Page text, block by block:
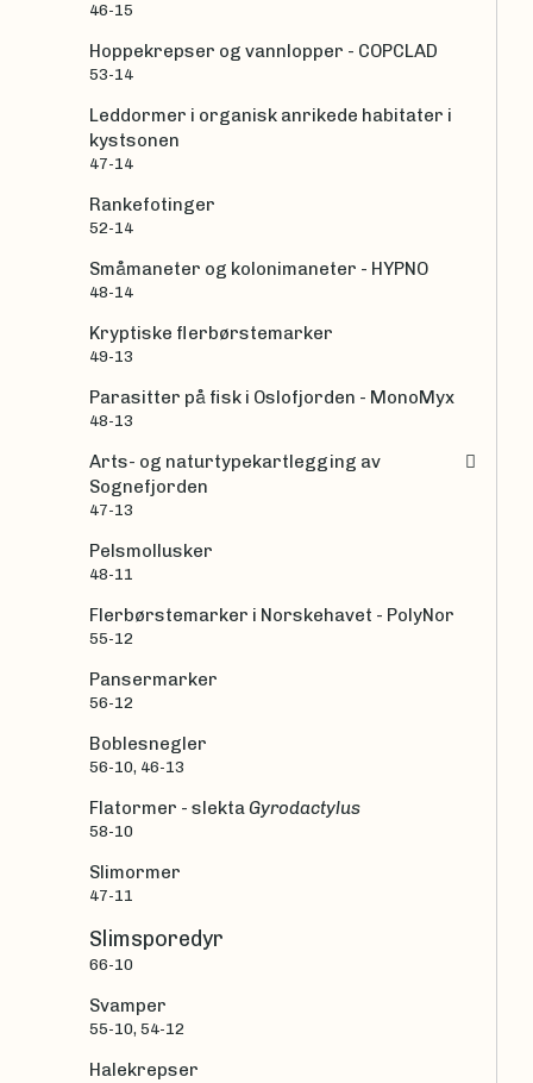
46-15
Hoppekrepser og vannlopper - COPCLAD
53-14
Leddormer i organisk anrikede habitater i
kystsonen
47-14
Rankefotinger
52-14
Småmaneter og kolonimaneter - HYPNO
48-14
Kryptiske flerbørstemarker
49-13
Parasitter på fisk i Oslofjorden - MonoMyx
48-13
Arts- og naturtypekartlegging av
Sognefjorden
47-13
Pelsmollusker
48-11
Flerbørstemarker i Norskehavet - PolyNor
55-12
Pansermarker
56-12
Boblesnegler
56-10, 46-13
Flatormer - slektaGyrodactylus
58-10
Slimormer
47-11
Slimsporedyr
66-10
Svamper
55-10, 54-12
Halekrepser